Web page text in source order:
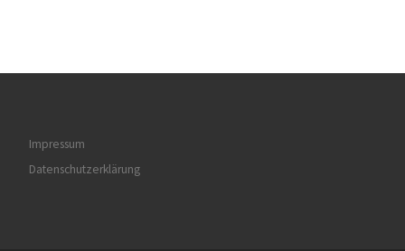
Impressum
Datenschutzerklärung